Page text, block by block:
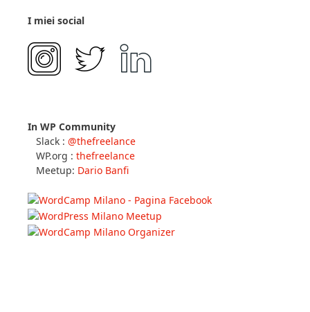
I miei social
In WP Community
Slack : @thefreelance
WP.org : thefreelance
Meetup: Dario Banfi